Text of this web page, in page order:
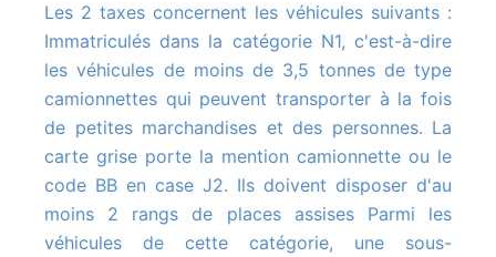
Les 2 taxes concernent les véhicules suivants :
Immatriculés dans la catégorie N1, c'est-à-dire
les véhicules de moins de 3,5 tonnes de type
camionnettes qui peuvent transporter à la fois
de petites marchandises et des personnes. La
carte grise porte la mention camionnette ou le
code BB en case J2. Ils doivent disposer d'au
moins 2 rangs de places assises Parmi les
véhicules de cette catégorie, une sous-